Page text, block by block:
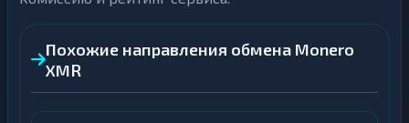
Похожие направления обмена Monero
XMR